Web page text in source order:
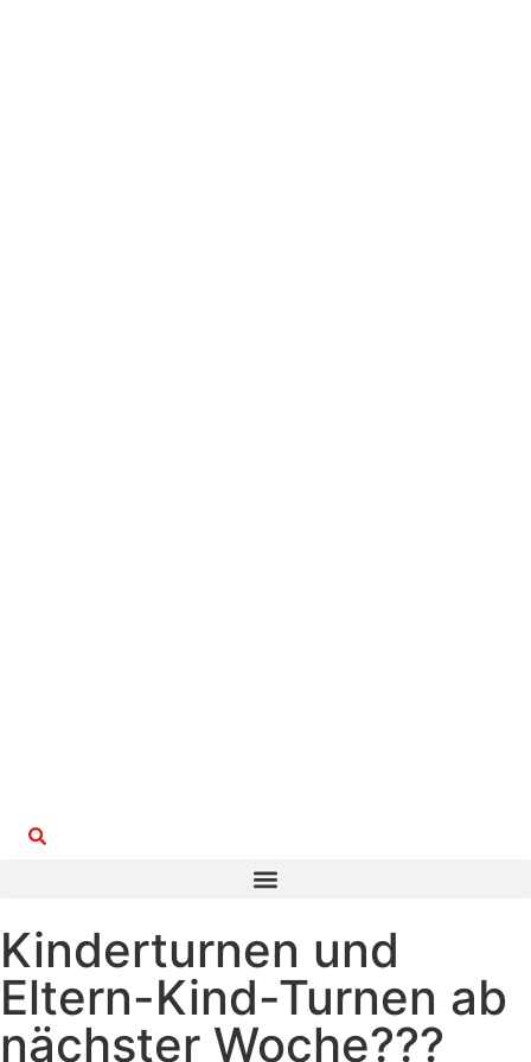
Suchen
Kinderturnen und
Eltern-Kind-Turnen ab
nächster Woche???